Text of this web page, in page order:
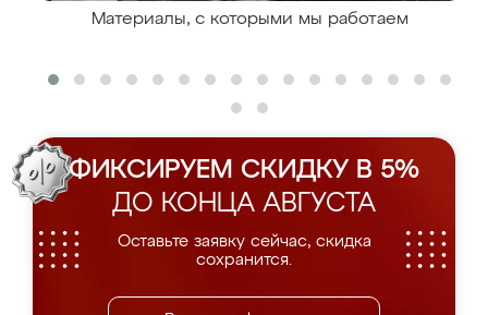
Материалы, с которыми мы работаем
ФИКСИРУЕМ СКИДКУ В 5%
ДО КОНЦА АВГУСТА
Оставьте заявку сейчас, скидка
сохранится.